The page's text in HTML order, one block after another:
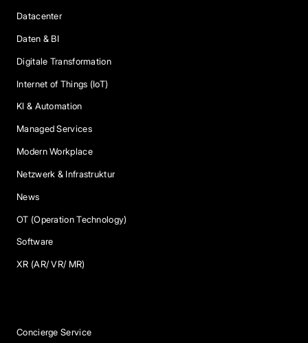
Datacenter
Daten & BI
Digitale Transformation
Internet of Things (IoT)
KI & Automation
Managed Services
Modern Workplace
Netzwerk & Infrastruktur
News
OT (Operation Technology)
Software
XR (AR/ VR/ MR)
Concierge Service